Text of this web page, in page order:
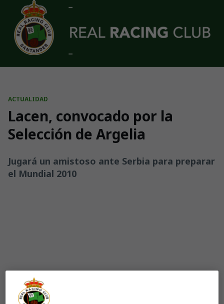
Skip to main content
ACTUALIDAD
Lacen, convocado por la
Selección de Argelia
Jugará un amistoso ante Serbia para preparar
el Mundial 2010